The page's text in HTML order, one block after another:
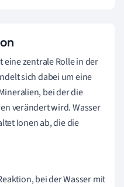
eine zentrale Rolle in der
sich dabei um eine
bei der die
verändert wird. Wasser
Ionen ab, die die
bei der Wasser mit